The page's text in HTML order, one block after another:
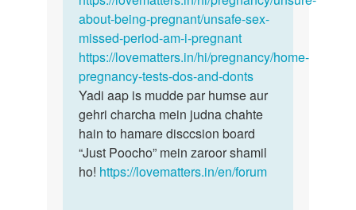
about-being-pregnant/unsafe-sex-
missed-period-am-i-pregnant
https://lovematters.in/hi/pregnancy/home-
pregnancy-tests-dos-and-donts
Yadi aap is mudde par humse aur
gehri charcha mein judna chahte
hain to hamare disccsion board
“Just Poocho” mein zaroor shamil
ho! https://lovematters.in/en/forum